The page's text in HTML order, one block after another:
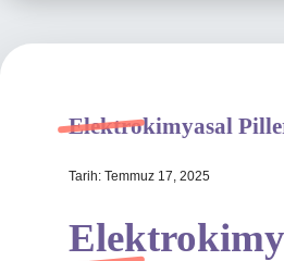
Hakkımızda
Elektrokimyasal
Tarih: Temmuz 17, 2025